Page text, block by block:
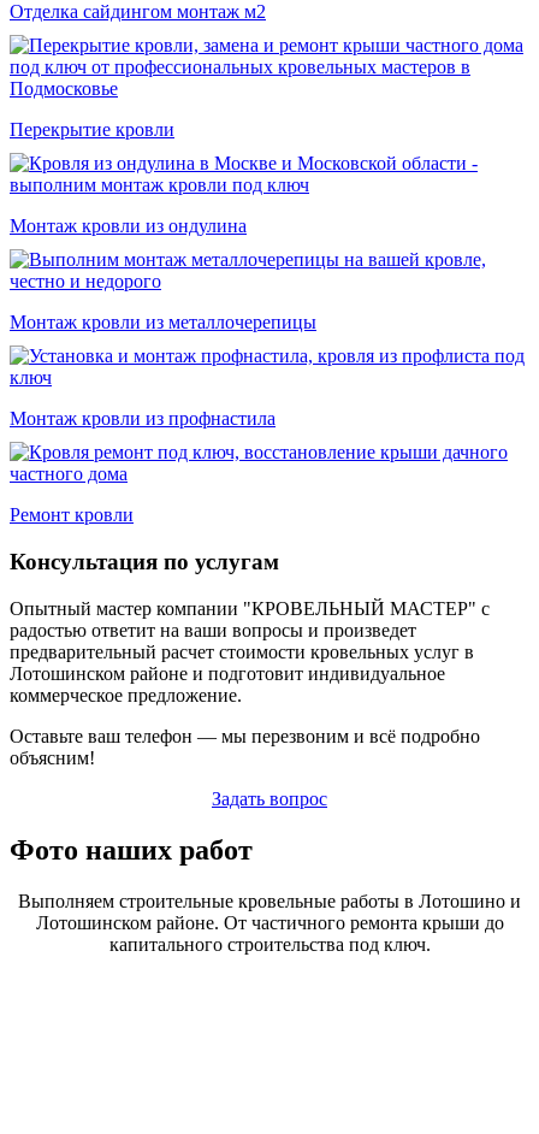
Отделка сайдингом монтаж м2
Перекрытие кровли
Монтаж кровли из ондулина
Монтаж кровли из металлочерепицы
Монтаж кровли из профнастила
Ремонт кровли
Консультация по услугам
Опытный мастер компании "КРОВЕЛЬНЫЙ МАСТЕР" с
радостью ответит на ваши вопросы и произведет
предварительный расчет стоимости кровельных услуг в
Лотошинском районе и подготовит индивидуальное
коммерческое предложение.
Оставьте ваш телефон — мы перезвоним и всё подробно
объясним!
Задать вопрос
Фото наших работ
Выполняем строительные кровельные работы в Лотошино и
Лотошинском районе. От частичного ремонта крыши до
капитального строительства под ключ.